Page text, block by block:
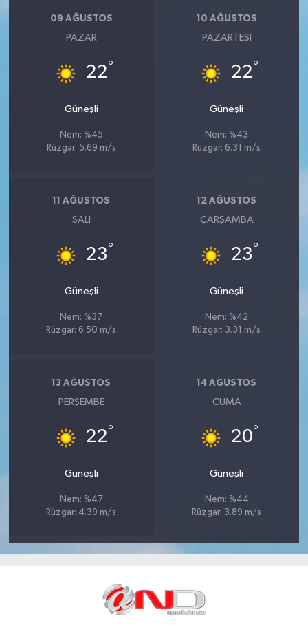
09 AĞUSTOS
PAZAR
22°
Güneşli
Nem: %45
Rüzgar: 5.69 m/s
10 AĞUSTOS
PAZARTESI
22°
Güneşli
Nem: %43
Rüzgar: 6.31 m/s
11 AĞUSTOS
SALI
23°
Güneşli
Nem: %37
Rüzgar: 6.50 m/s
12 AĞUSTOS
ÇARŞAMBA
23°
Güneşli
Nem: %42
Rüzgar: 3.31 m/s
13 AĞUSTOS
PERŞEMBE
22°
Güneşli
Nem: %47
Rüzgar: 4.39 m/s
14 AĞUSTOS
CUMA
20°
Güneşli
Nem: %44
Rüzgar: 3.89 m/s